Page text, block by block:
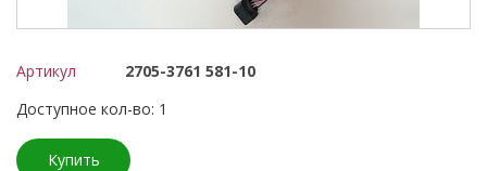
Артикул
2705-3761 581-10
Доступное кол-во: 1
Купить